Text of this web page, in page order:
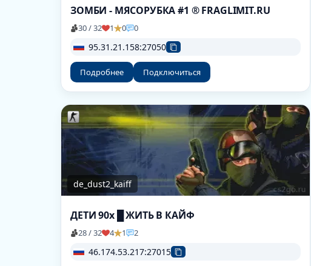
ЗОМБИ - МЯСОРУБКА #1 ® FRAGLIMIT.RU
30 / 32 1 0 0
95.31.21.158:27050
Подробнее Подключиться
de_dust2_kaiff
ДЕТИ 90х █ ЖИТЬ В КАЙФ
28 / 32 4 1 2
46.174.53.217:27015